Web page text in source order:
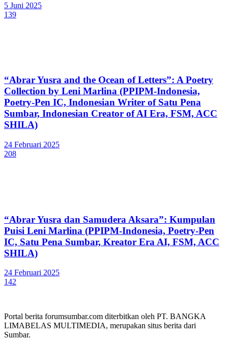
5 Juni 2025
139
“Abrar Yusra and the Ocean of Letters”: A Poetry
Collection by Leni Marlina (PPIPM-Indonesia,
Poetry-Pen IC, Indonesian Writer of Satu Pena
Sumbar, Indonesian Creator of AI Era, FSM, ACC
SHILA)
24 Februari 2025
208
“Abrar Yusra dan Samudera Aksara”: Kumpulan
Puisi Leni Marlina (PPIPM-Indonesia, Poetry-Pen
IC, Satu Pena Sumbar, Kreator Era AI, FSM, ACC
SHILA)
24 Februari 2025
142
Portal berita forumsumbar.com diterbitkan oleh PT. BANGKA
LIMABELAS MULTIMEDIA, merupakan situs berita dari
Sumbar.